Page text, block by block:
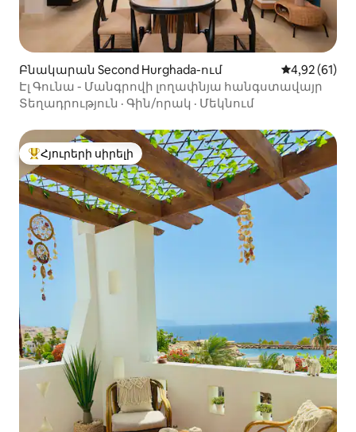
Բնակարան Second Hurghada-ում Միջին
4,92 (61)
Էլ Գունա - Մանգրովի լողափնյա հանգստավայր
Տեղադրություն · Գին/որակ · Մեկնում
Հյուրերի սիրելի լավագույն տները
Հյուրերի սիրելի